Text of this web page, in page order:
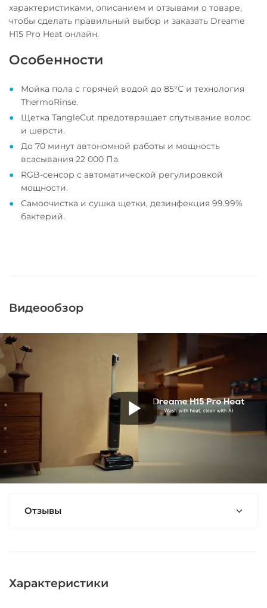
характеристиками, описанием и отзывами о товаре,
чтобы сделать правильный выбор и заказать Dreame
H15 Pro Heat онлайн.
Особенности
Мойка пола с горячей водой до 85°C и технология
ThermoRinse.
Щетка TangleCut предотвращает спутывание волос
и шерсти.
До 70 минут автономной работы и мощность
всасывания 22 000 Па.
RGB-сенсор с автоматической регулировкой
мощности.
Самоочистка и сушка щетки, дезинфекция 99.99%
бактерий.
Видеообзор
Отзывы
Характеристики